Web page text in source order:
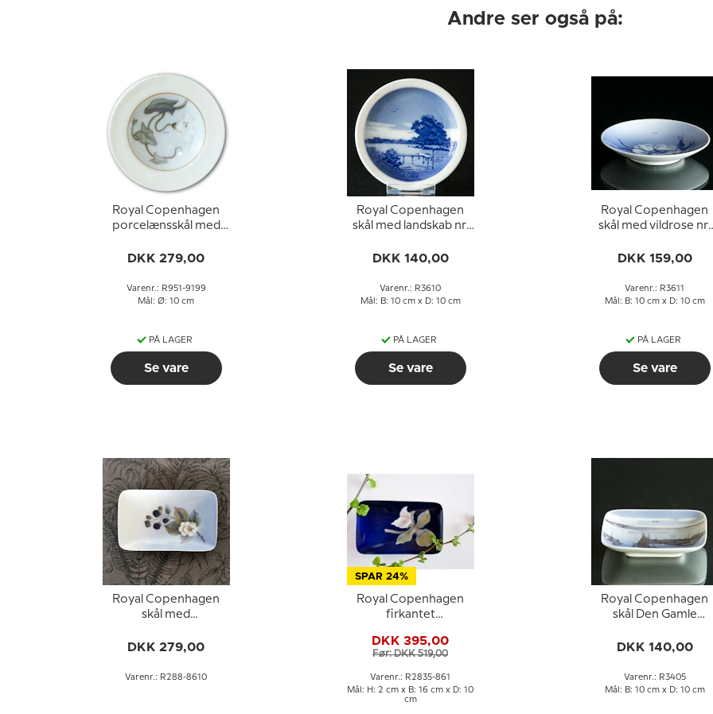
Andre ser også på:
Royal Copenhagen
porcelænsskål med
DKK 279,00
Varenr.: R951-9199
Mål: Ø: 10 cm
PÅ LAGER
Se vare
Royal Copenhagen
skål med landskab nr.
DKK 140,00
Varenr.: R3610
Mål: B: 10 cm x D: 10 cm
PÅ LAGER
Se vare
Royal Copenhagen
skål med vildrose nr.
DKK 159,00
Varenr.: R3611
Mål: B: 10 cm x D: 10 cm
PÅ LAGER
Se vare
Royal Copenhagen
skål med
porcelæn
DKK 279,00
Varenr.: R288-8610
SPAR 24%
Royal Copenhagen
firkantet
blomst
DKK 395,00
Før: DKK 519,00
Varenr.: R2835-861
Mål: H: 2 cm x B: 16 cm x D: 10
cm
Royal Copenhagen
skål Den Gamle
DKK 140,00
Varenr.: R3405
Mål: B: 10 cm x D: 10 cm